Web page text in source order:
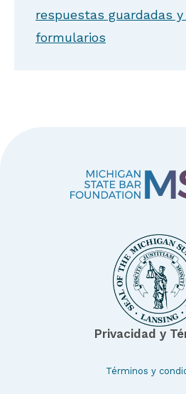
respuestas guardadas
formularios
Privacidad y
Términos y